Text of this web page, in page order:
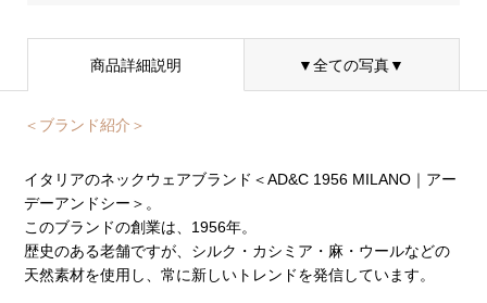
商品詳細説明 ▼全ての写真▼
＜ブランド紹介＞
イタリアのネックウェアブランド＜AD&C 1956 MILANO｜アー
デーアンドシー＞。
このブランドの創業は、1956年。
歴史のある老舗ですが、シルク・カシミア・麻・ウールなどの
天然素材を使用し、常に新しいトレンドを発信しています。